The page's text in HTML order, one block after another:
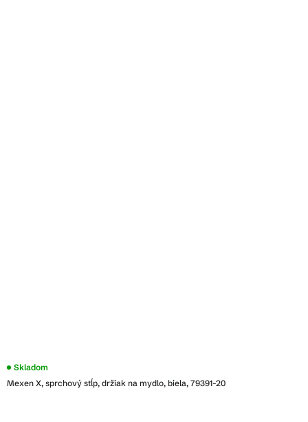
Mexen X, sprchový stĺp, držiak na mydlo, biela, 79391-20
Skladom